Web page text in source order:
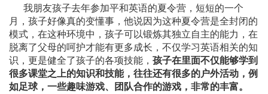
我朋友孩子去年参加平和英语的夏令营，短短的一个
月，孩子好像真的变懂事，他说因为这种夏令营是全封闭的
模式，在这种环境中，孩子可以锻炼其独立自主的能力，在
脱离了父母的呵护才能有更多成长，不仅学习英语相关的知
识，更是健全了孩子的各项技能， 孩子在里面不仅能够学到
很多课堂之上的知识和技能，往往还有很多的户外活动，例
如足球，一些趣味游戏、团队合作的游戏，非常的丰富。